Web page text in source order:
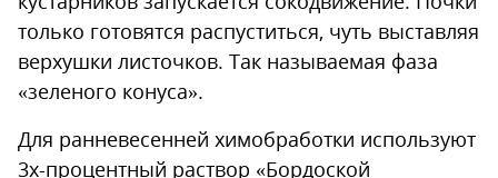
только готовятся распуститься, чуть выставляя
верхушки листочков. Так называемая фаза
«зеленого конуса».
Для ранневесенней химобработки используют
3х-процентный раствор «Бордоской